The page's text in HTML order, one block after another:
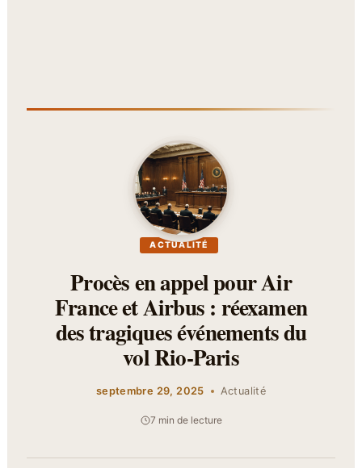
ACTUALITÉ
Procès en appel pour Air
France et Airbus : réexamen
des tragiques événements du
vol Rio-Paris
septembre 29, 2025 Actualité
7 min de lecture